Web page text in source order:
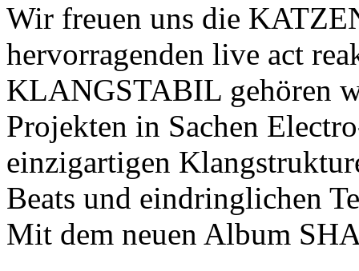
Wir freuen uns die
hervorragenden live act
KLANGSTABIL gehören
Projekten in Sachen
einzigartigen
Beats und eindringlichen
Mit dem neuen Album